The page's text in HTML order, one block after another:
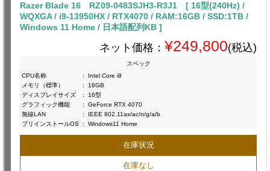
Razer Blade 16 RZ09-0483SJH3-R3J1 [ 16型(240Hz) /
WQXGA / i9-13950HX / RTX4070 / RAM:16GB / SSD:1TB /
Windows 11 Home / 日本語配列KB ]
ネット価格： ¥249,800(税込)
スペック
CPU名称
:
Intel Core i9
メモリ（標準）
:
16GB
ディスプレイサイズ
:
16型
グラフィック機能
:
GeForce RTX 4070
無線LAN
:
IEEE 802.11ax/ac/n/g/a/b
プリインストールOS : Windows11 Home
在庫状況
在庫なし